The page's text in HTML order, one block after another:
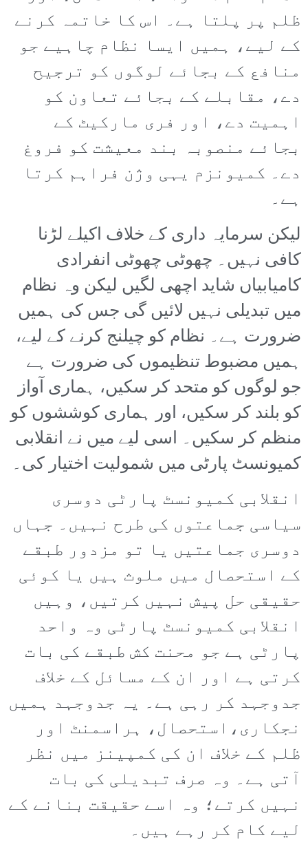
ظلم پر پلتا ہے۔ اس کا خاتمہ کرنے
کے لیے، ہمیں ایسا نظام چاہیے جو
منافع کے بجائے لوگوں کو ترجیح
دے، مقابلے کے بجائے تعاون کو
اہمیت دے، اور فری مارکیٹ کے
بجائے منصوبہ بند معیشت کو فروغ
دے۔ کمیونزم یہی وژن فراہم کرتا
ہے۔
لیکن سرمایہ داری کے خلاف اکیلے لڑنا
کافی نہیں۔ چھوٹی چھوٹی انفرادی
کامیابیاں شاید اچھی لگیں لیکن وہ نظام
میں تبدیلی نہیں لائیں گی جس کی ہمیں
ضرورت ہے۔ نظام کو چیلنج کرنے کے لیے،
ہمیں مضبوط تنظیموں کی ضرورت ہے
جو لوگوں کو متحد کر سکیں، ہماری آواز
کو بلند کر سکیں، اور ہماری کوششوں کو
منظم کر سکیں۔ اسی لیے میں نے انقلابی
کمیونسٹ پارٹی میں شمولیت اختیار کی۔
انقلابی کمیونسٹ پارٹی دوسری
سیاسی جماعتوں کی طرح نہیں۔ جہاں
دوسری جماعتیں یا تو مزدور طبقے
کے استحصال میں ملوث ہیں یا کوئی
حقیقی حل پیش نہیں کرتیں، وہیں
انقلابی کمیونسٹ پارٹی وہ واحد
پارٹی ہے جو محنت کش طبقے کی بات
کرتی ہے اور ان کے مسائل کے خلاف
جدوجہد کر رہی ہے۔ یہ جدوجہد ہمیں
نجکاری،استحصال، ہراسمنٹ اور
ظلم کے خلاف ان کی کمپینز میں نظر
آتی ہے۔ وہ صرف تبدیلی کی بات
نہیں کرتے؛ وہ اسے حقیقت بنانے کے
لیے کام کر رہے ہیں۔